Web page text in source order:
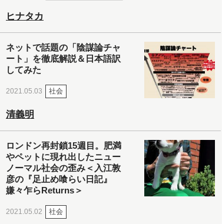
ヒナタカ
ネットで話題の「陰謀論チャ
ート」を徹底解説＆日本語訳
してみた
2021.05.03 社会
清義明
ロンドン再封鎖15週目。肥満
やペットに現れ出したニュー
ノーマル社会の歪み＜入江敦
彦の『足止め喰らい日記』
嫌々乍らReturns＞
2021.05.02 社会